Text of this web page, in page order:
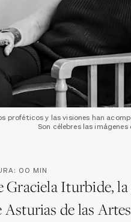
proféticos y las visiones han
Son célebres las
00 MIN
Graciela Iturbide,
Asturias de las